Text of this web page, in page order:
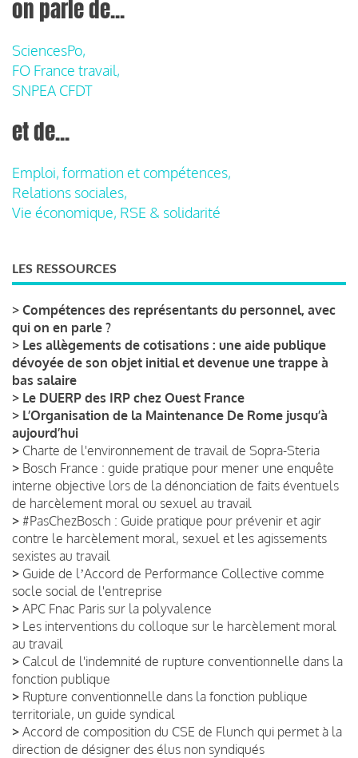
on parle de...
SciencesPo,
FO France travail,
SNPEA CFDT
et de...
Emploi, formation et compétences,
Relations sociales,
Vie économique, RSE & solidarité
LES RESSOURCES
> Compétences des représentants du personnel, avec
qui on en parle ?
> Les allègements de cotisations : une aide publique
dévoyée de son objet initial et devenue une trappe à
bas salaire
> Le DUERP des IRP chez Ouest France
> L’Organisation de la Maintenance De Rome jusqu’à
aujourd’hui
> Charte de l'environnement de travail de Sopra-Steria
> Bosch France : guide pratique pour mener une enquête
interne objective lors de la dénonciation de faits éventuels
de harcèlement moral ou sexuel au travail
> #PasChezBosch : Guide pratique pour prévenir et agir
contre le harcèlement moral, sexuel et les agissements
sexistes au travail
> Guide de lʼAccord de Performance Collective comme
socle social de l'entreprise
> APC Fnac Paris sur la polyvalence
> Les interventions du colloque sur le harcèlement moral
au travail
> Calcul de l'indemnité de rupture conventionnelle dans la
fonction publique
> Rupture conventionnelle dans la fonction publique
territoriale, un guide syndical
> Accord de composition du CSE de Flunch qui permet à la
direction de désigner des élus non syndiqués